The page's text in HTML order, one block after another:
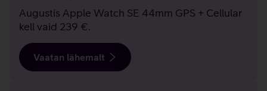
Augustis Apple Watch SE 44mm GPS + Cellular
kell vaid 239 €.
Vaatan lähemalt